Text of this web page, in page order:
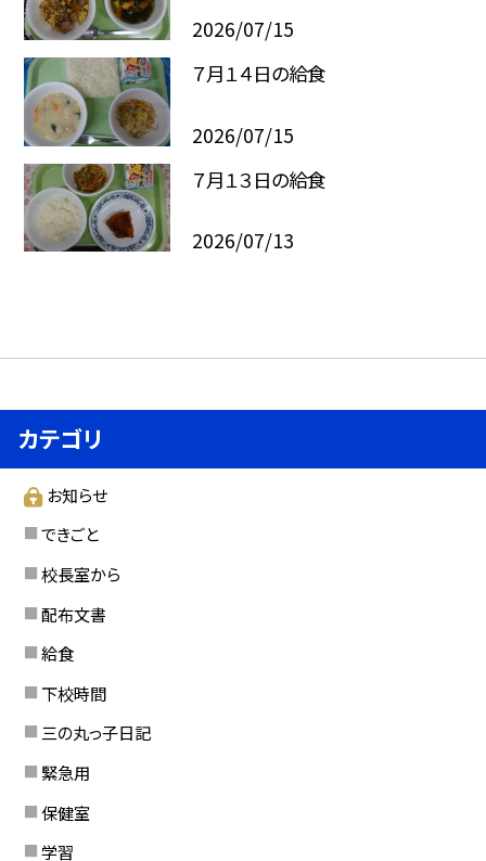
2026/07/15
７月１４日の給食
2026/07/15
７月１３日の給食
2026/07/13
カテゴリ
お知らせ
できごと
校長室から
配布文書
給食
下校時間
三の丸っ子日記
緊急用
保健室
学習